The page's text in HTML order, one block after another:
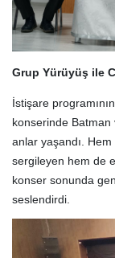
Grup Yürüyüş ile
İstişare
konserinde Batman
anlar yaşandı. Hem
sergileyen hem de
konser sonunda
seslendirdi.